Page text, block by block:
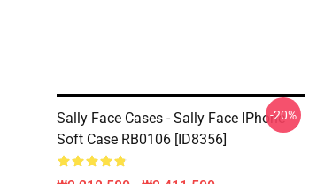
Sally Face Cases - Sally Face IPhone
Soft Case RB0106 [ID8356]
-20%